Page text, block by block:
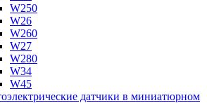
W250
W26
W260
W27
W280
W34
W45
датчики в миниатюрном